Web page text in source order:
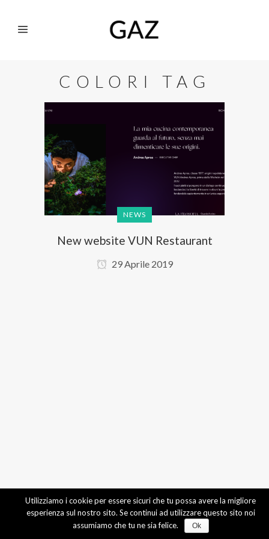
COLORI TAG
NEWS
New website VUN Restaurant
29 Aprile 2019
Utilizziamo i cookie per essere sicuri che tu possa avere la migliore
esperienza sul nostro sito. Se continui ad utilizzare questo sito noi
assumiamo che tu ne sia felice.
Ok